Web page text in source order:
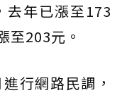
去年已漲至173
至203元。
行網路民調，